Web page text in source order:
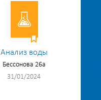
Анализ воды
Бессонова 26а
31/01/2024